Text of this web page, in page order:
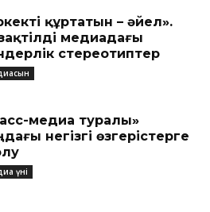
құртатын – әйел».
медиадағы
стереотиптер
медиа туралы»
негізгі өзгерістерге
үні